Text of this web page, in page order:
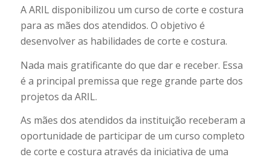
A ARIL disponibilizou um curso de corte e costura
para as mães dos atendidos. O objetivo é
desenvolver as habilidades de corte e costura.
Nada mais gratificante do que dar e receber. Essa
é a principal premissa que rege grande parte dos
projetos da ARIL.
As mães dos atendidos da instituição receberam a
oportunidade de participar de um curso completo
de corte e costura através da iniciativa de uma